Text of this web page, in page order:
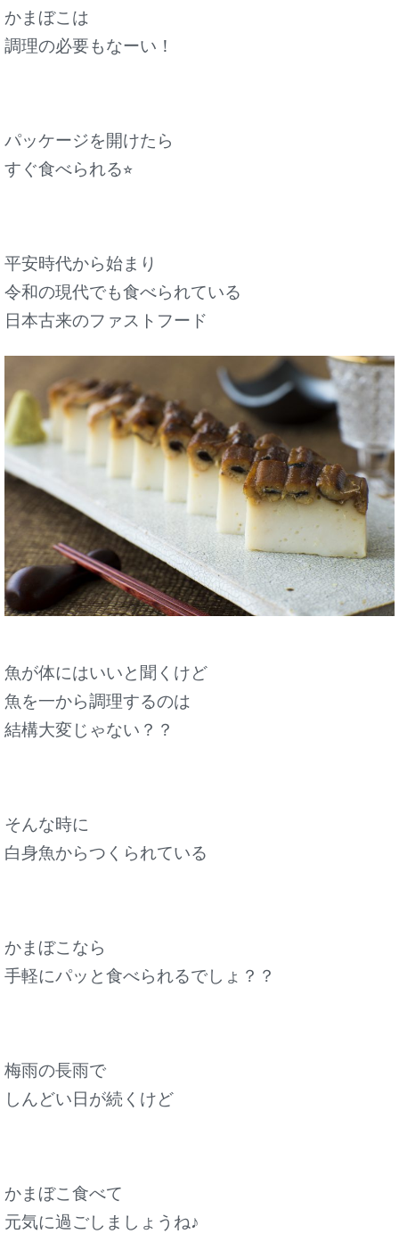
かまぼこは
調理の必要もなーい！
パッケージを開けたら
すぐ食べられる⭐︎
平安時代から始まり
令和の現代でも食べられている
日本古来のファストフード
魚が体にはいいと聞くけど
魚を一から調理するのは
結構大変じゃない？？
そんな時に
白身魚からつくられている
かまぼこなら
手軽にパッと食べられるでしょ？？
梅雨の長雨で
しんどい日が続くけど
かまぼこ食べて
元気に過ごしましょうね♪